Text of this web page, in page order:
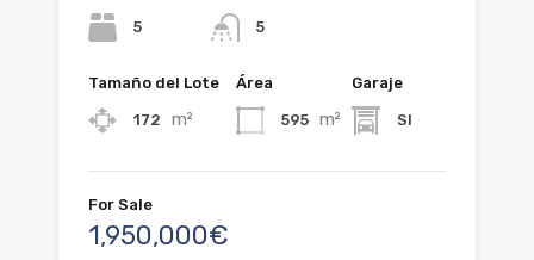
5 5
Tamaño del Lote
172 m²
Área
595 m²
Garaje
SI
For Sale
1,950,000€